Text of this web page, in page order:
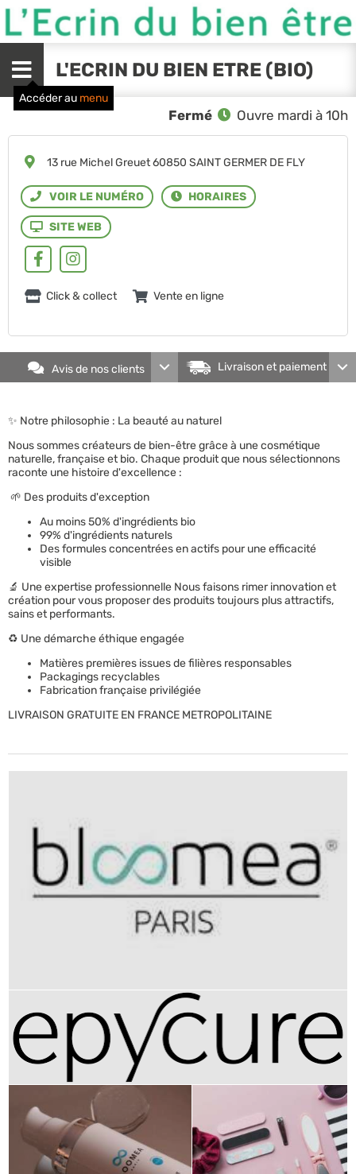
Menu L'ECRIN DU BIEN ETRE (BIO)
Fermé Ouvre mardi à 10h
13 rue Michel Greuet 60850 SAINT GERMER DE FLY
Click & collect Vente en ligne
Accéder au menu
Avis de nos clients Livraison et paiement
✨ Notre philosophie : La beauté au naturel
Nous sommescréateurs de bien-êtregrâce à une cosmétique
naturelle, française et bio. Chaque produit que nous sélectionnons
raconte une histoire d'excellence :
🌱 Des produits d'exception
Au moins 50% d'ingrédients bio
99% d'ingrédients naturels
Des formules concentrées en actifs pour une efficacité
visible
🔬 Une expertise professionnelle Nous faisons rimer innovation et
création pour vous proposer des produits toujours plus attractifs,
sains et performants.
♻️ Une démarche éthique engagée
Matières premières issues de filières responsables
Packagings recyclables
Fabrication française privilégiée
LIVRAISON GRATUITE EN FRANCE METROPOLITAINE